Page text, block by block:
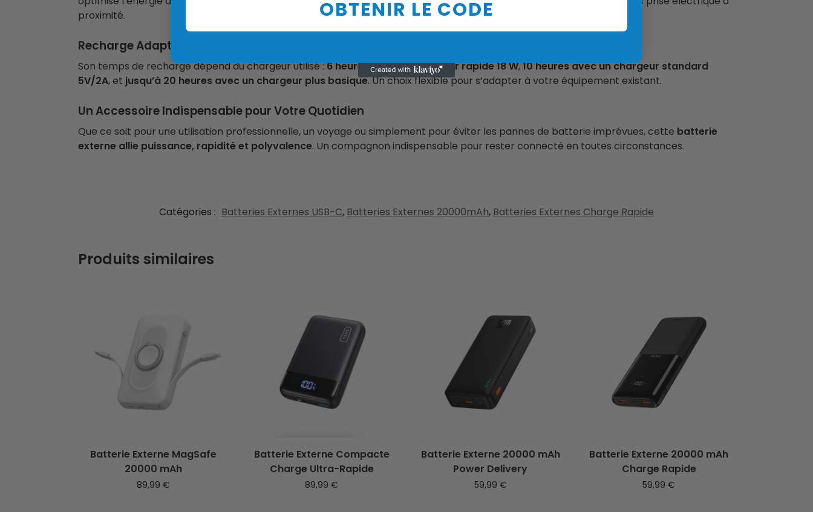
proximité.
Recharge Adaptable et Efficace
Son temps de recharge dépend du chargeur utilisé :6 heures avec un chargeur rapide 18 W,10 heures avec un chargeur standard
5V/2A, et jusqu’à 20 heures avec un chargeur plus basique. Un choix flexible pour s’adapter à votre équipement existant.
Un Accessoire Indispensable pour Votre Quotidien
Que ce soit pour une utilisation professionnelle, un voyage ou simplement pour éviter les pannes de batterie imprévues, cette batterie
externe allie puissance, rapidité et polyvalence. Un compagnon indispensable pour rester connecté en toutes circonstances.
Catégories : Batteries Externes USB-C, Batteries Externes 20000mAh, Batteries Externes Charge Rapide
Produits similaires
Batterie Externe MagSafe
20000 mAh
89,99 €
Batterie Externe Compacte
Charge Ultra-Rapide
89,99€
Batterie Externe 20000 mAh
Power Delivery
59,99 €
Batterie Externe 20000 mAh
Charge Rapide
59,99€
OBTENIR LE CODE